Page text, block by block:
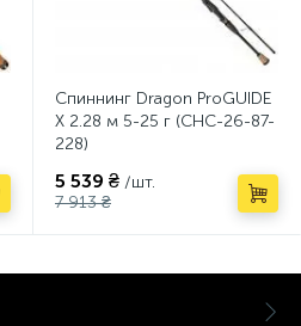
Спиннинг Dragon ProGUIDE
X 2.28 м 5-25 г (CHC-26-87-
228)
5 539 ₴ /шт.
7 913 ₴